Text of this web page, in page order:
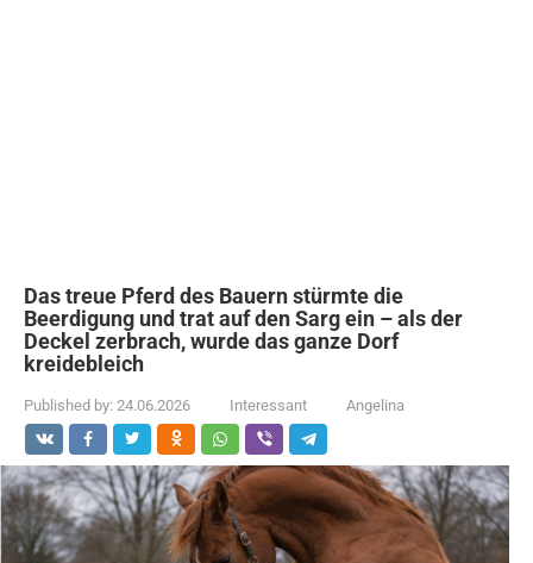
Das treue Pferd des Bauern stürmte die
Beerdigung und trat auf den Sarg ein – als der
Deckel zerbrach, wurde das ganze Dorf
kreidebleich
Published by: 24.06.2026 Interessant Angelina